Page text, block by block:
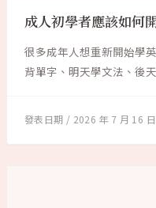
成人初學者應該如何
很多成年人想重新開始學
背單字、明天學文法、後
2026 年 7 月 16 日